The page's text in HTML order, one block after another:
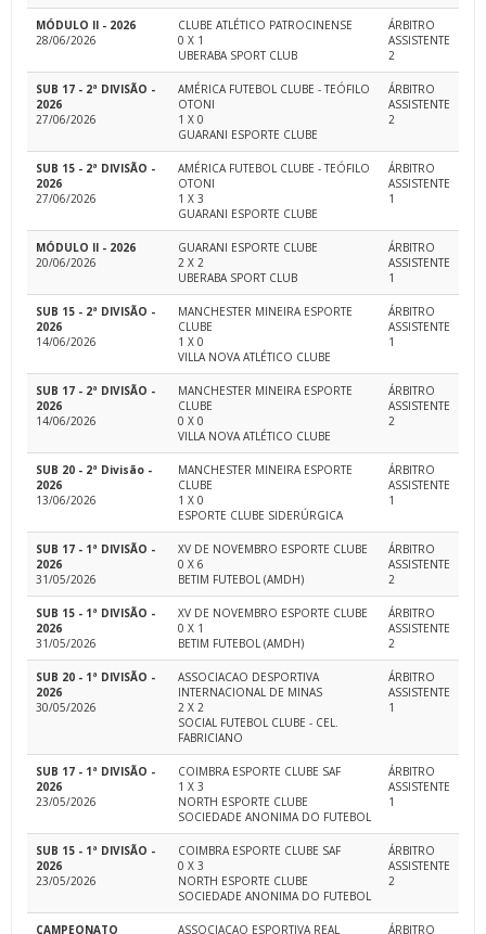
MÓDULO II - 2026
28/06/2026
CLUBE ATLÉTICO PATROCINENSE
0 X 1
UBERABA SPORT CLUB
ÁRBITRO
ASSISTENTE
2
SUB 17 - 2ª DIVISÃO -
2026
27/06/2026
AMÉRICA FUTEBOL CLUBE - TEÓFILO
OTONI
1 X 0
GUARANI ESPORTE CLUBE
ÁRBITRO
ASSISTENTE
2
SUB 15 - 2ª DIVISÃO -
2026
27/06/2026
AMÉRICA FUTEBOL CLUBE - TEÓFILO
OTONI
1 X 3
GUARANI ESPORTE CLUBE
ÁRBITRO
ASSISTENTE
1
MÓDULO II - 2026
20/06/2026
GUARANI ESPORTE CLUBE
2 X 2
UBERABA SPORT CLUB
ÁRBITRO
ASSISTENTE
1
SUB 15 - 2ª DIVISÃO -
2026
14/06/2026
MANCHESTER MINEIRA ESPORTE
CLUBE
1 X 0
VILLA NOVA ATLÉTICO CLUBE
ÁRBITRO
ASSISTENTE
1
SUB 17 - 2ª DIVISÃO -
2026
14/06/2026
MANCHESTER MINEIRA ESPORTE
CLUBE
0 X 0
VILLA NOVA ATLÉTICO CLUBE
ÁRBITRO
ASSISTENTE
2
SUB 20 - 2ª Divisão -
2026
13/06/2026
MANCHESTER MINEIRA ESPORTE
CLUBE
1 X 0
ESPORTE CLUBE SIDERÚRGICA
ÁRBITRO
ASSISTENTE
1
SUB 17 - 1ª DIVISÃO -
2026
31/05/2026
XV DE NOVEMBRO ESPORTE CLUBE
0 X 6
BETIM FUTEBOL (AMDH)
ÁRBITRO
ASSISTENTE
2
SUB 15 - 1ª DIVISÃO -
2026
31/05/2026
XV DE NOVEMBRO ESPORTE CLUBE
0 X 1
BETIM FUTEBOL (AMDH)
ÁRBITRO
ASSISTENTE
2
SUB 20 - 1ª DIVISÃO -
2026
30/05/2026
ASSOCIACAO DESPORTIVA
INTERNACIONAL DE MINAS
2 X 2
SOCIAL FUTEBOL CLUBE - CEL.
FABRICIANO
ÁRBITRO
ASSISTENTE
1
SUB 17 - 1ª DIVISÃO -
2026
23/05/2026
COIMBRA ESPORTE CLUBE SAF
1 X 3
NORTH ESPORTE CLUBE
SOCIEDADE ANONIMA DO FUTEBOL
ÁRBITRO
ASSISTENTE
1
SUB 15 - 1ª DIVISÃO -
2026
23/05/2026
COIMBRA ESPORTE CLUBE SAF
0 X 3
NORTH ESPORTE CLUBE
SOCIEDADE ANONIMA DO FUTEBOL
ÁRBITRO
ASSISTENTE
2
CAMPEONATO ASSOCIACAO ESPORTIVA REAL ÁRBITRO